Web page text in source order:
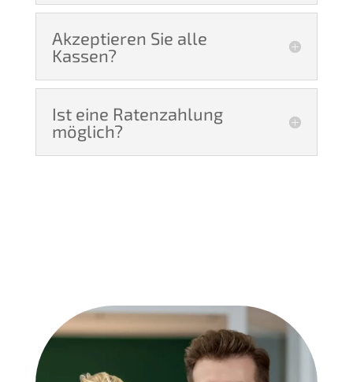
Akzeptieren Sie alle
Kassen?
Ist eine Ratenzahlung
möglich?